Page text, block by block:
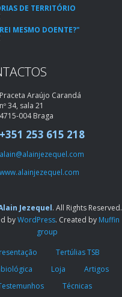
DE TERRITÓRIO
MESMO DOENTE?"
Praceta Araújo Carandá
nº 34, sala 21
4715-004 Braga
+351 253 615 218
alain@alainjezequel.com
www.alainjezequel.com
Jezequel. All Rights Reserved.
byWordPress. Created by Muffin
group
Tertúlias TSB
Loja
Artigos
Técnicas